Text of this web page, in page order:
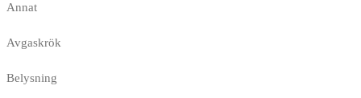
Annat
Avgaskrök
Belysning